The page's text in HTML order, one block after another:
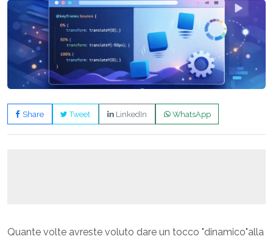
Share Tweet LinkedIn WhatsApp
Quante volte avreste voluto dare un tocco "dinamico"alla